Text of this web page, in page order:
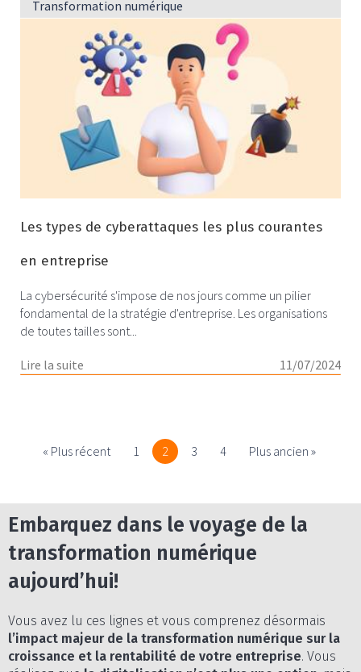
Transformation numérique
Les types de cyberattaques les plus courantes
en entreprise
La cybersécurité s'impose de nos jours comme un pilier
fondamental de la stratégie d'entreprise. Les organisations
de toutes tailles sont...
Lire la suite 11/07/2024
« Plus récent 1 2 3 4 Plus ancien »
Embarquez dans le voyage de la
transformation numérique
aujourd’hui!
Vous avez lu ces lignes et vous comprenez désormais
l’impact majeur de la transformation numérique sur la
croissance et la rentabilité de votre entreprise. Vous